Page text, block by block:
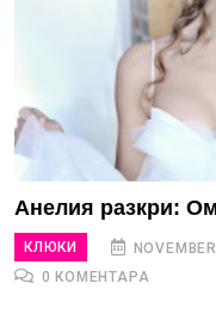
Анелия разкри:
КЛЮКИ
0 КОМЕНТАРА